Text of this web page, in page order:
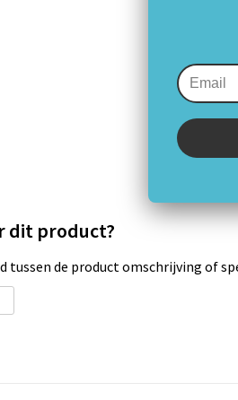
dit product?
de product omschrijving of